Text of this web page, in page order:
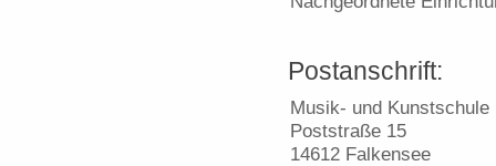
Postanschrift:
Musik- und Kunstschule
Poststraße 15
14612 Falkensee